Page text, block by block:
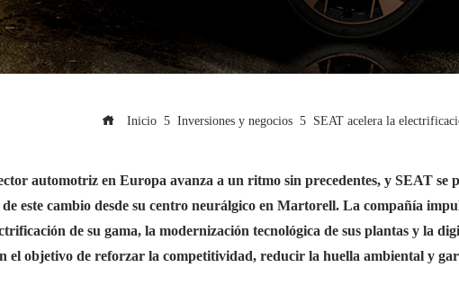
Inicio Inversiones y negocios SEAT acelera la
automotriz en Europa avanza a un ritmo sin precedentes, y SEAT se
este cambio desde su centro neurálgico en Martorell. La compañía
de su gama, la modernización tecnológica de sus plantas y la
el objetivo de reforzar la competitividad, reducir la huella ambiental y